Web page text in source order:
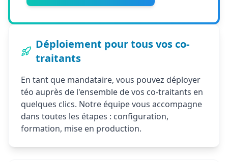
Déploiement pour tous vos co-
traitants
En tant que mandataire, vous pouvez déployer
téo auprès de l'ensemble de vos co-traitants en
quelques clics. Notre équipe vous accompagne
dans toutes les étapes : configuration,
formation, mise en production.